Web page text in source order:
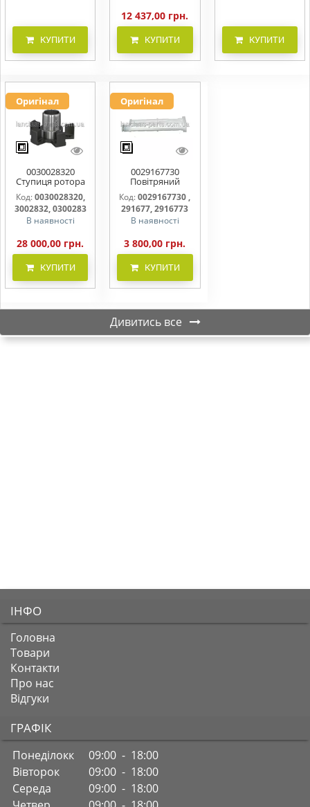
КУПИТИ
12 437,00 грн.
КУПИТИ КУПИТИ
Оригінал
0030028320
Ступиця ротора
CLAAS
Код:0030028320,
3002832, 0300283
В наявності
28 000,00 грн.
КУПИТИ
Оригінал
0029167730
Повітряний
фільтр бака
(фільтр AdBlue)
Код: 0029167730 ,
291677, 2916773
В наявності
3 800,00 грн.
КУПИТИ
Дивитись все
ІНФО
Головна
Товари
Контакти
Про нас
Відгуки
ГРАФІК
Понеділокк
09:00 - 18:00
Вівторок
09:00 - 18:00
Середа
09:00 - 18:00